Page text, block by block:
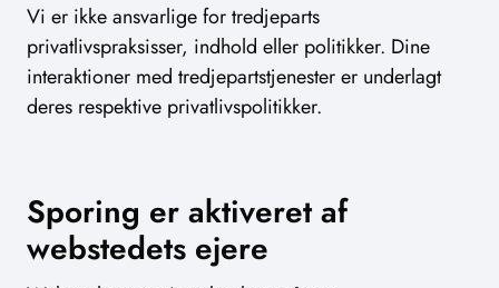
Vi er ikke ansvarlige for tredjeparts
privatlivspraksisser, indhold eller politikker. Dine
interaktioner med tredjepartstjenester er underlagt
deres respektive privatlivspolitikker.
Sporing er aktiveret af
webstedets ejere